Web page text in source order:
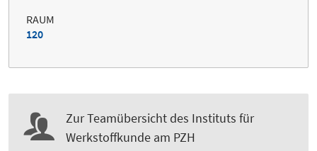
RAUM
120
Zur Teamübersicht des Instituts für
Werkstoffkunde am PZH